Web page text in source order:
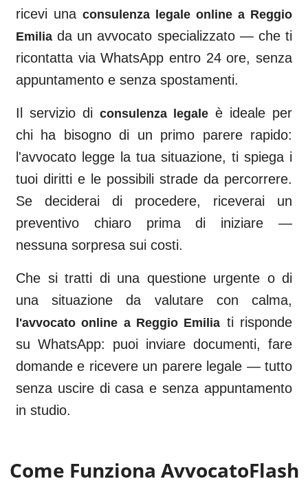
ricevi una consulenza legale online a Reggio
Emilia da un avvocato specializzato — che ti
ricontatta via WhatsApp entro 24 ore, senza
appuntamento e senza spostamenti.
Il servizio di consulenza legale è ideale per
chi ha bisogno di un primo parere rapido:
l'avvocato legge la tua situazione, ti spiega i
tuoi diritti e le possibili strade da percorrere.
Se deciderai di procedere, riceverai un
preventivo chiaro prima di iniziare —
nessuna sorpresa sui costi.
Che si tratti di una questione urgente o di
una situazione da valutare con calma,
l'avvocato online a Reggio Emilia ti risponde
su WhatsApp: puoi inviare documenti, fare
domande e ricevere un parere legale — tutto
senza uscire di casa e senza appuntamento
in studio.
Come Funziona AvvocatoFlash